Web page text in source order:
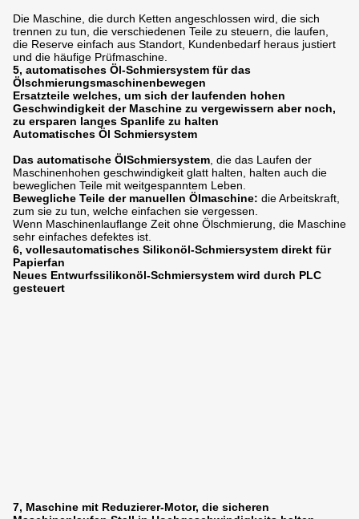
Die Maschine, die durch Ketten angeschlossen wird, die sich
trennen zu tun, die verschiedenen Teile zu steuern, die laufen,
die Reserve einfach aus Standort, Kundenbedarf heraus justiert
und die häufige Prüfmaschine.
5, automatisches Öl-Schmiersystem für das
Ölschmierungsmaschinenbewegen
Ersatzteile welches, um sich der laufenden hohen
Geschwindigkeit der Maschine zu vergewissern aber noch,
zu ersparen langes Spanlife zu halten
Automatisches Öl Schmiersystem
Das automatische ÖlSchmiersystem , die das Laufen der
Maschinenhohen geschwindigkeit glatt halten, halten auch die
beweglichen Teile mit weitgespanntem Leben.
Bewegliche Teile der manuellen Ölmaschine: die Arbeitskraft,
zum sie zu tun, welche einfachen sie vergessen.
Wenn Maschinenlauflange Zeit ohne Ölschmierung, die Maschine
sehr einfaches defektes ist.
6, vollesautomatisches Silikonöl-Schmiersystem direkt für
Papierfan
Neues Entwurfssilikonöl-Schmiersystem wird durch PLC
gesteuert
7, Maschine mit Reduzierer-Motor, die sicheren